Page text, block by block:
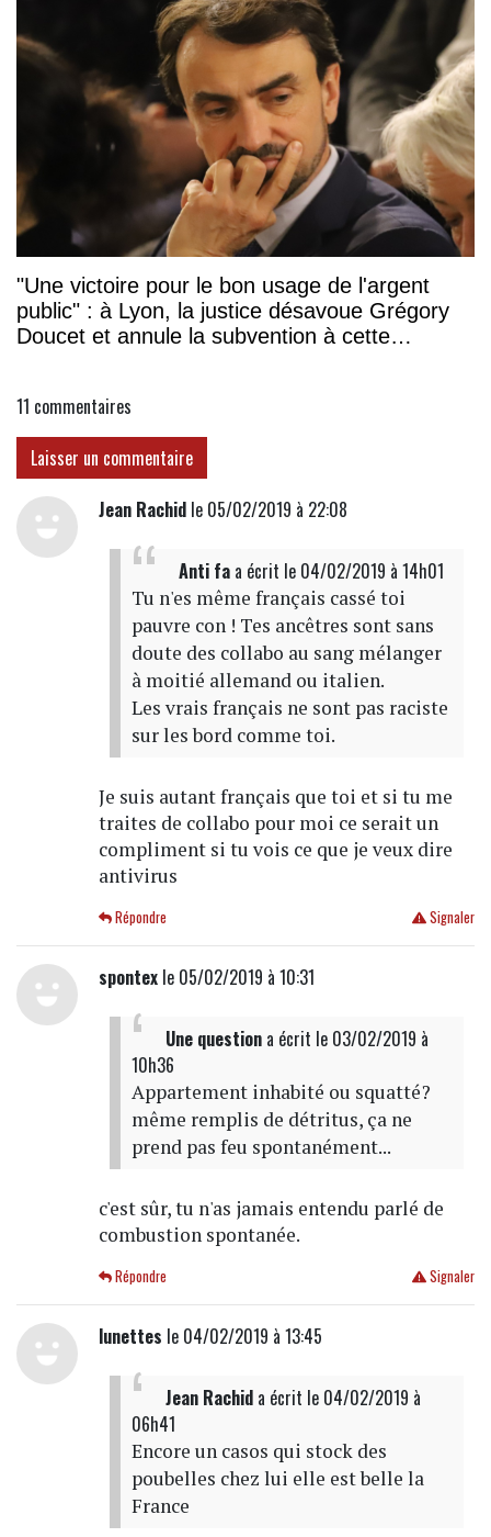
"Une victoire pour le bon usage de l'argent
public" : à Lyon, la justice désavoue Grégory
Doucet et annule la subvention à cette
11 commentaires
Laisser un commentaire
Jean Rachidle 05/02/2019 à 22:08
Anti faa écrit le 04/02/2019 à 14h01
Tu n'es même français cassé toi
pauvre con ! Tes ancêtres sont sans
doute des collabo au sang mélanger
à moitié allemand ou italien.
Les vrais français ne sont pas raciste
sur les bord comme toi.
Je suis autant français que toi et si tu me
traites de collabo pour moi ce serait un
compliment si tu vois ce que je veux dire
antivirus
Signaler
Répondre
spontexle 05/02/2019 à 10:31
Une questiona écrit le 03/02/2019 à
10h36
Appartement inhabité ou squatté?
même remplis de détritus, ça ne
prend pas feu spontanément...
c'est sûr, tu n'as jamais entendu parlé de
combustion spontanée.
Signaler
Répondre
lunettes le 04/02/2019 à 13:45
Jean Rachida écrit le 04/02/2019 à
06h41
Encore un casos qui stock des
poubelles chez lui elle est belle la
France